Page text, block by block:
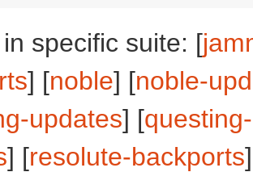
specific suite: [
] [noble] [noble-
updates] [
] [resolute-backports